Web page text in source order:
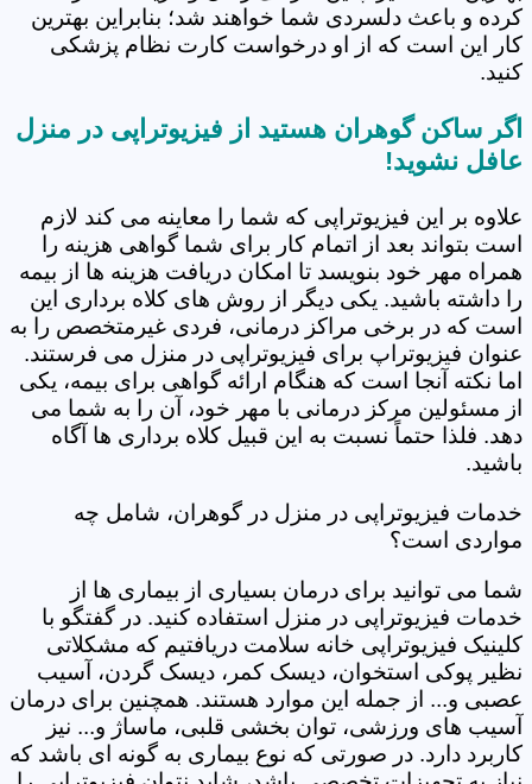
کرده و باعث دلسردی شما خواهند شد؛ بنابراین بهترین
کار این است که از او درخواست کارت نظام پزشکی
کنید.
اگر ساکن گوهران هستید از فیزیوتراپی در منزل
عافل نشوید!
علاوه بر این فیزیوتراپی که شما را معاینه می کند لازم
است بتواند بعد از اتمام کار برای شما گواهی هزینه را
همراه مهر خود بنویسد تا امکان دریافت هزینه ها از بیمه
را داشته باشید. یکی دیگر از روش های کلاه برداری این
است که در برخی مراکز درمانی، فردی غیرمتخصص را به
عنوان فیزیوتراپ برای فیزیوتراپی در منزل می فرستند.
اما نکته آنجا است که هنگام ارائه گواهی برای بیمه، یکی
از مسئولین مرکز درمانی با مهر خود، آن را به شما می
دهد. فلذا حتماً نسبت به این قبیل کلاه برداری ها آگاه
باشید.
خدمات فیزیوتراپی در منزل در گوهران، شامل چه
مواردی است؟
شما می توانید برای درمان بسیاری از بیماری ها از
خدمات فیزیوتراپی در منزل استفاده کنید. در گفتگو با
کلینیک فیزیوتراپی خانه سلامت دریافتیم که مشکلاتی
نظیر پوکی استخوان، دیسک کمر، دیسک گردن، آسیب
عصبی و... از جمله این موارد هستند. همچنین برای درمان
آسیب های ورزشی، توان بخشی قلبی، ماساژ و... نیز
کاربرد دارد. در صورتی که نوع بیماری به گونه ای باشد که